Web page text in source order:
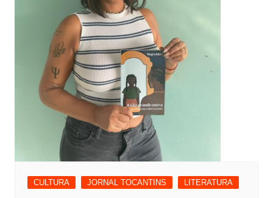
CULTURA JORNAL TOCANTINS LITERATURA